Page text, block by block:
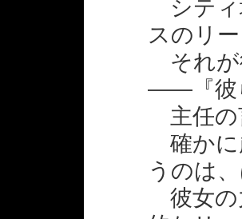
シティ
スのリー
それが
――『彼
主任の
確かに
うのは
彼女の